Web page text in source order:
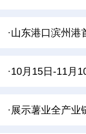
·山东港口滨州
·10月15日-11月
·展示薯业全产